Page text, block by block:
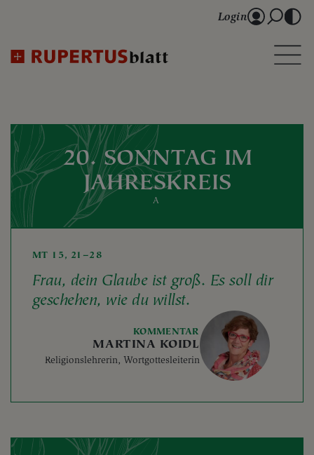
Login
20. SONNTAG IM
JAHRESKREIS
A
MT 15, 21–28
Frau, dein Glaube ist groß. Es soll dir
geschehen, wie du willst.
KOMMENTAR
MARTINA KOIDL
Religionslehrerin, Wortgottesleiterin